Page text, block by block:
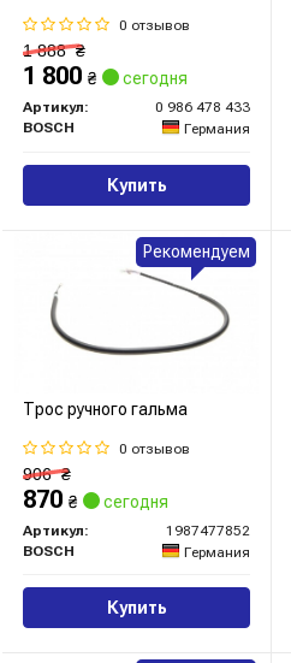
0 отзывов
1 888₴
1 800 ₴ сегодня
Артикул:
0 986 478 433
BOSCH
Германия
Купить
Трос ручного гальма
0 отзывов
906₴
870 ₴ сегодня
Артикул:
1987477852
BOSCH
Германия
Купить
Рекомендуем